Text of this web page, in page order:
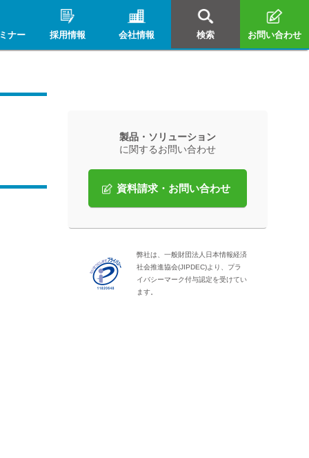
ナー 採用情報 会社情報 検索 お問い合わせ
製品・ソリューション
に関するお問い合わせ
資料請求・お問い合わせ
弊社は、一般財団法人日本情報経済
社会推進協会(JIPDEC)より、プラ
イバシーマーク付与認定を受けてい
ます。